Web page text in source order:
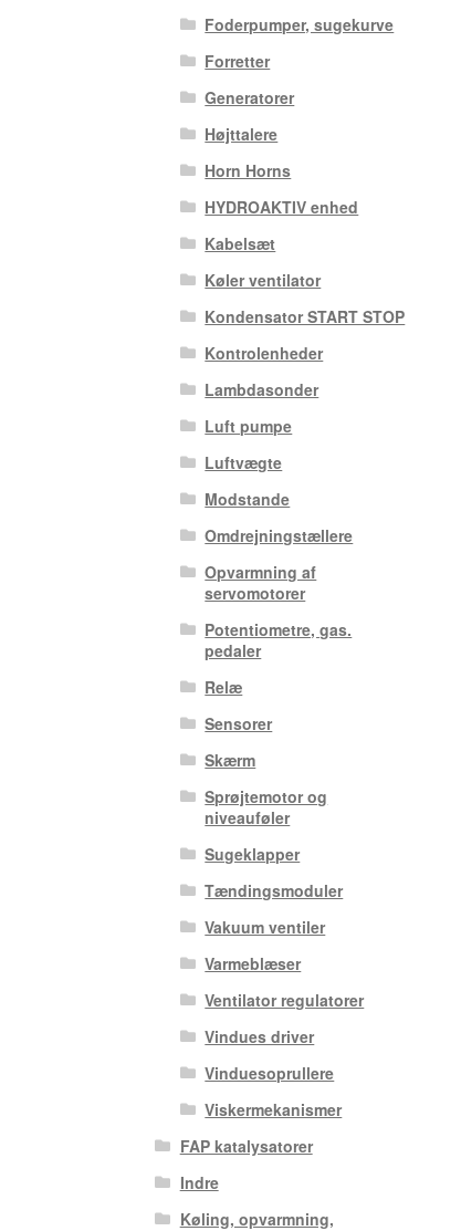
Foderpumper, sugekurve
Forretter
Generatorer
Højttalere
Horn Horns
HYDROAKTIV enhed
Kabelsæt
Køler ventilator
Kondensator START STOP
Kontrolenheder
Lambdasonder
Luft pumpe
Luftvægte
Modstande
Omdrejningstællere
Opvarmning af
servomotorer
Potentiometre, gas.
pedaler
Relæ
Sensorer
Skærm
Sprøjtemotor og
niveauføler
Sugeklapper
Tændingsmoduler
Vakuum ventiler
Varmeblæser
Ventilator regulatorer
Vindues driver
Vinduesoprullere
Viskermekanismer
FAP katalysatorer
Indre
Køling, opvarmning,